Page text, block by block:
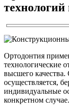
Ортодонтия
технологические
высшего качества.
осуществляется,
индивидуальные
конкретном случае.